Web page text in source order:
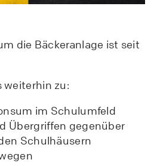
die Bäckeranlage ist seit
weiterhin zu:
im Schulumfeld
Übergriffen gegenüber
Schulhäusern